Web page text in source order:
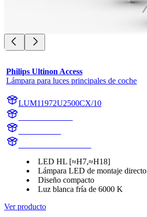
Philips Ultinon Access
Lámpara para luces principales de coche
LUM11972U2500CX/10
LED HL [≈H7,≈H18]
Lámpara LED de montaje directo
Diseño compacto
Luz blanca fría de 6000 K
Ver producto